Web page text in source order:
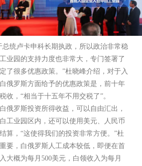
总统卢卡申科长期执政，所以政治非常稳
业园的支持力度也非常大，专门签署了
了很多优惠政策。”杜晓峰介绍，对于入
俄罗斯方面给予的优惠政策是，前十年
收，“相当于十五年不用交税了”。
俄罗斯投资所得收益，可以自由汇出，
工业园区内，还可以使用美元、人民币
算，“这使得我们的投资非常方便。”杜
要，白俄罗斯人工成本较低，即便在首
大概为每月500美元，白领收入为每月